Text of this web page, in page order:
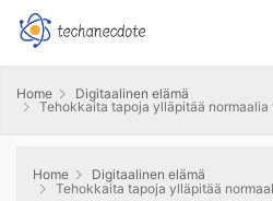
Home
Digitaalinen elämä
Tehokkaita tapoja ylläpitää normaalia
Home
Digitaalinen elämä
Tehokkaita tapoja ylläpitää